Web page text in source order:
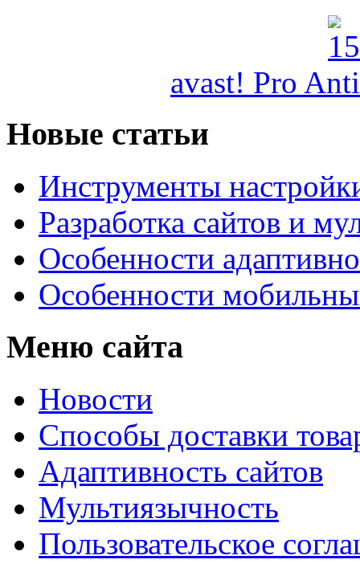
avast! Pro
Новые статьи
Инструменты
Разработка сайтов и
Особенности
Особенности
Меню сайта
Новости
Способы доставки
Адаптивность сайтов
Мультиязычность
Пользовательское